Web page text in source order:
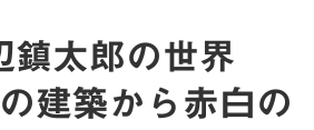
鎮太郎の世界
建築から赤白の